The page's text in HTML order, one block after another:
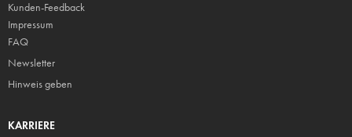
Kunden-Feedback
Impressum
FAQ
Newsletter
Hinweis geben
KARRIERE